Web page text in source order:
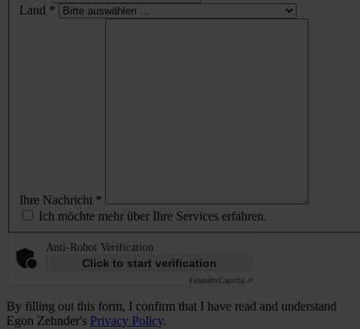
Land *
Ihre Nachricht *
Ich möchte mehr über Ihre Services erfahren.
Anti-Robot Verification
Click to start verification
FriendlyCaptcha ⇗
By filling out this form, I confirm that I have read and understand
Egon Zehnder's Privacy Policy.